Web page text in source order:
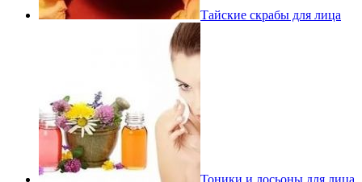
Тайские скрабы для лица
Тоники и лосьоны для лица